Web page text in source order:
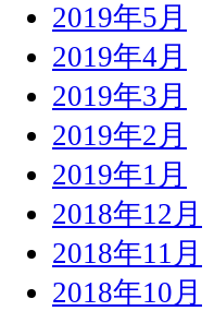
2019年5月
2019年4月
2019年3月
2019年2月
2019年1月
2018年12月
2018年11月
2018年10月